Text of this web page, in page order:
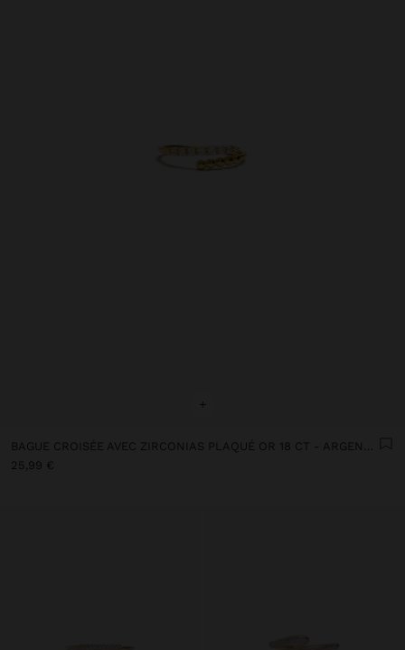
+
BAGUE CROISÉE AVEC ZIRCONIAS PLAQUÉ OR 18 CT - ARGENT STERLING 925
25,99 €